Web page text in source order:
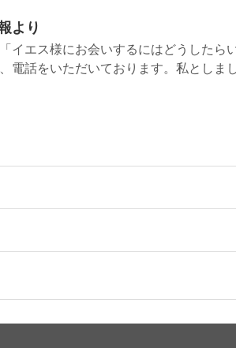
より
イエス様にお会いするにはどうしたら
電話をいただいております。私としま